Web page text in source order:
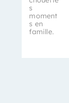
s
moment
s en
famille.